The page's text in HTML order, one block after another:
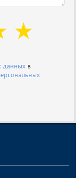
данных в